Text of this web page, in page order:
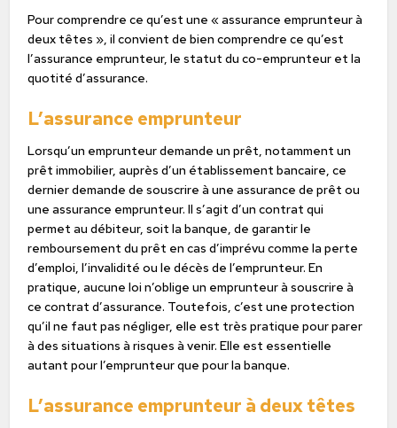
Pour comprendre ce qu’est une « assurance emprunteur à
deux têtes », il convient de bien comprendre ce qu’est
l’assurance emprunteur, le statut du co-emprunteur et la
quotité d’assurance.
L’assurance emprunteur
Lorsqu’un emprunteur demande un prêt, notamment un
prêt immobilier, auprès d’un établissement bancaire, ce
dernier demande de souscrire à une assurance de prêt ou
une assurance emprunteur. Il s’agit d’un contrat qui
permet au débiteur, soit la banque, de garantir le
remboursement du prêt en cas d’imprévu comme la perte
d’emploi, l’invalidité ou le décès de l’emprunteur. En
pratique, aucune loi n’oblige un emprunteur à souscrire à
ce contrat d’assurance. Toutefois, c’est une protection
qu’il ne faut pas négliger, elle est très pratique pour parer
à des situations à risques à venir. Elle est essentielle
autant pour l’emprunteur que pour la banque.
L’assurance emprunteur à deux têtes